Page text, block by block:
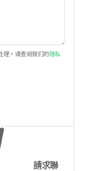
理。请查阅我们的 隐私
請求聯